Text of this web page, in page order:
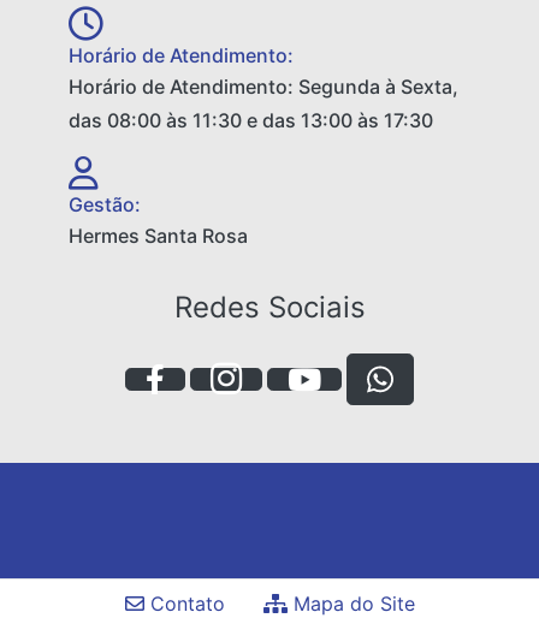
Horário de Atendimento:
Horário de Atendimento: Segunda à Sexta,
das 08:00 às 11:30 e das 13:00 às 17:30
Gestão:
Hermes Santa Rosa
Redes Sociais
Contato
Mapa do Site